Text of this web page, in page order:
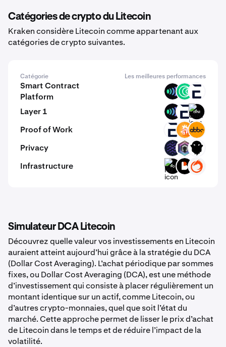
Catégories de crypto du Litecoin
Kraken considère Litecoin comme appartenant aux
catégories de crypto suivantes.
Catégorie Les meilleures performances
Smart Contract
Platform
ULX ISLM EVR
Layer 1 ULX EVR GINI
Proof of Work EVR BC2 ABBC
Privacy NRV DERO GHOST
Infrastructure P0 BICO ON
Simulateur DCA Litecoin
Découvrez quelle valeur vos investissements en Litecoin
auraient atteint aujourd’hui grâce à la stratégie du DCA
(Dollar Cost Averaging). L’achat périodique par sommes
fixes, ou Dollar Cost Averaging (DCA), est une méthode
d’investissement qui consiste à placer régulièrement un
montant identique sur un actif, comme Litecoin, ou
d’autres crypto-monnaies, quel que soit l’état du
marché. Cette approche permet de lisser le prix d’achat
de Litecoin dans le temps et de réduire l’impact de la
volatilité.